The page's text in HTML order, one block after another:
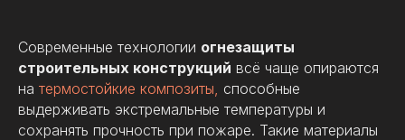
Современные технологии огнезащиты
строительных конструкций всё чаще опираются
на термостойкие композиты, способные
выдерживать экстремальные температуры и
сохранять прочность при пожаре. Такие материалы